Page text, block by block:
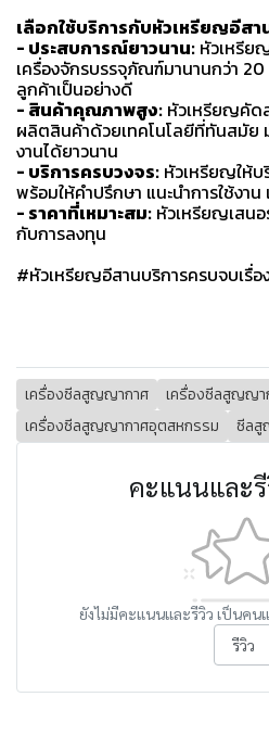
เลือกใช้บริการกับหัวเหรียญอีสา
- ประสบการณ์ยาวนาน: หัวเหรีย
เครื่องจักรบรรจุภัณฑ์มานานกว่า 20
ลูกค้าเป็นอย่างดี
- สินค้าคุณภาพสูง: หัวเหรียญคั
ผลิตสินค้าด้วยเทคโนโลยีที่ทันสมัย
งานได้ยาวนาน
- บริการครบวงจร: หัวเหรียญให้บ
พร้อมให้คำปรึกษา แนะนำการใช้งา
- ราคาที่เหมาะสม: หัวเหรียญเสน
กับการลงทุน
#หัวเหรียญอีสานบริการครบจบเรื่
เครื่องซีลสูญญากาศ
เครื่องซีลสูญญา
เครื่องซีลสูญญากาศอุตสหกรรม
ซีลสู
คะแนนและ
ยังไม่มีคะแนนและรีวิว เป็นคน
รีวิว